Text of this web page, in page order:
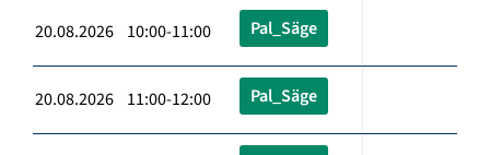
20.08.2026 10:00-11:00 Pal_Säge
20.08.2026 11:00-12:00 Pal_Säge